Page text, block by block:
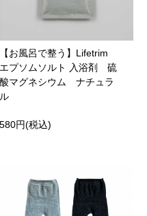
【お風呂で整う】Lifetrim
エプソムソルト 入浴剤 硫
酸マグネシウム ナチュラ
ル
580円(税込)